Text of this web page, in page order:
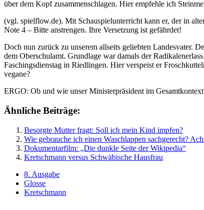
über dem Kopf zusammenschlagen. Hier empfehle ich
(vgl. spielflow.de). Mit Schauspielunterricht kann er, der in
Note 4 – Bitte anstrengen. Ihre Versetzung ist gefährdet!
Doch nun zurück zu unserem allseits geliebten Landesvater.
dem Oberschulamt. Grundlage war damals der
Faschingsdienstag in Riedlingen. Hier verspeist er
vegane?
ERGO: Ob und wie unser Ministerpräsident im
Ähnliche Beiträge:
Besorgte Mutter fragt: Soll ich mein Kind impfen?
Wie gebrauche ich einen Waschlappen sachgerecht?
Dokumentarfilm: „Die dunkle Seite der Wikipedia“
Kretschmann versus Schwäbische Hausfrau
8. Ausgabe
Glosse
Kretschmann